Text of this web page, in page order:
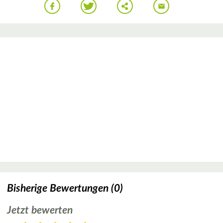
Bisherige Bewertungen (0)
Jetzt bewerten